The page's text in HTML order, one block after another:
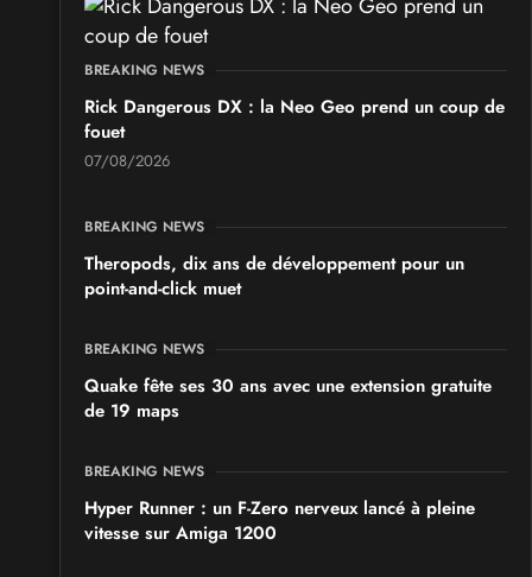
BREAKING NEWS
Rick Dangerous DX : la Neo Geo prend un coup de
fouet
07/08/2026
BREAKING NEWS
Theropods, dix ans de développement pour un
point-and-click muet
BREAKING NEWS
Quake fête ses 30 ans avec une extension gratuite
de 19 maps
BREAKING NEWS
Hyper Runner : un F-Zero nerveux lancé à pleine
vitesse sur Amiga 1200